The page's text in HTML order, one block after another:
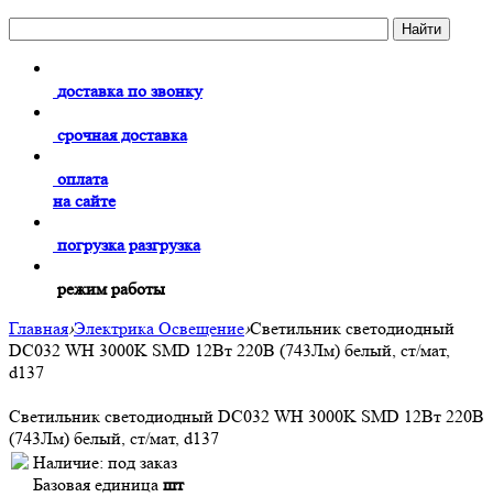
доставка по звонку
срочная доставка
оплата
на сайте
погрузка разгрузка
режим работы
Главная›Электрика Освещение›Светильник светодиодный
DC032 WH 3000K SMD 12Вт 220В (743Лм) белый, ст/мат,
d137
Светильник светодиодный DC032 WH 3000K SMD 12Вт 220В
(743Лм) белый, ст/мат, d137
Наличие: под заказ
Базовая единица шт